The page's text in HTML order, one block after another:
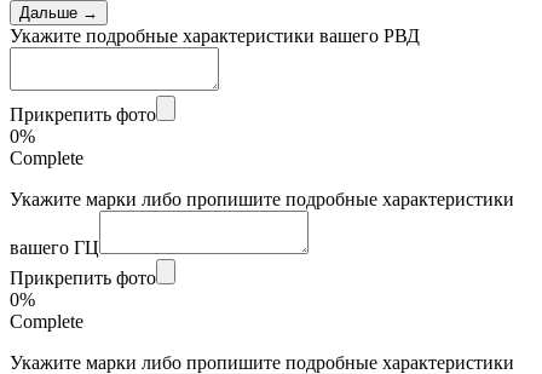
Дальше →
Укажите подробные характеристики вашего РВД
Прикрепить фото
0%
Complete
Укажите марки либо пропишите подробные характеристики
вашего ГЦ
Прикрепить фото
0%
Complete
Укажите марки либо пропишите подробные характеристики